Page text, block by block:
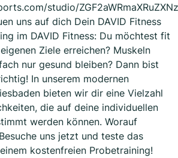
studio/
uns auf dich Dein DAVID Fitness
im DAVID Fitness: Du möchtest fit
Ziele erreichen? Muskeln
nur gesund bleiben? Dann bist
In unserem modernen
bieten wir dir eine Vielzahl
die auf deine individuellen
werden können. Worauf
uns jetzt und teste das
kostenfreien Probetraining!